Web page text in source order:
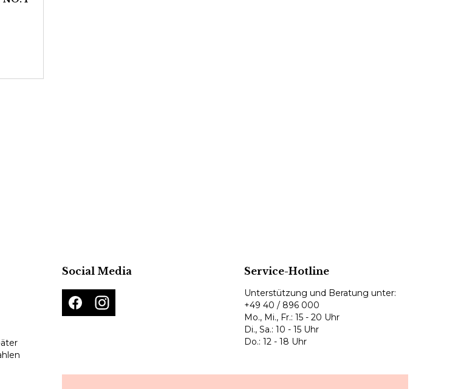
Social Media Service-Hotline
Unterstützung und Beratung unter:
+49 40 / 896 000
Mo., Mi., Fr.: 15 - 20 Uhr
Di., Sa.: 10 - 15 Uhr
Do.: 12 - 18 Uhr